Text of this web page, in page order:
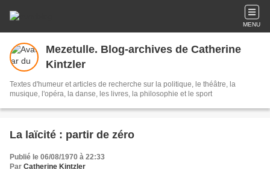
MENU
Mezetulle. Blog-archives de Catherine
Kintzler
Textes d'humeur et articles de recherche sur la politique, le théâtre, la
musique, l'opéra, la danse, les livres, la philosophie et le sport
La laïcité : partir de zéro
Publié le 06/08/1970 à 22:33
Par Catherine Kintzler